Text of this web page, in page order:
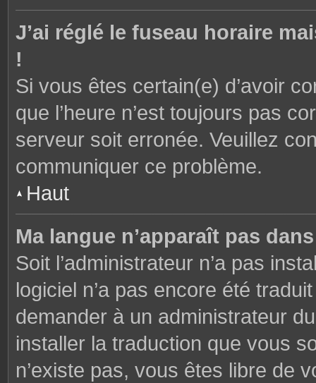
J’ai réglé le fuseau horaire
!
Si vous êtes certain(e) d’avoir
que l’heure n’est toujours pas
serveur soit erronée. Veuillez
communiquer ce problème.
Haut
Ma langue n’apparaît pas
Soit l’administrateur n’a pas
logiciel n’a pas encore été
demander à un administrateur
installer la traduction que vous
n’existe pas, vous êtes libre de